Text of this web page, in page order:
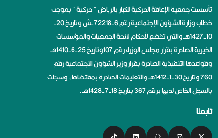
تأسست جمعية الإعاقة الحركية للكبار بالرياض ” حركية ” بموجب
خطاب وزارة الشؤون الإجتماعية رقم 6-72218-ش وتاريخ 20-
10-1427هــ والتي تخضع لأحكام لائحة الجمعيات والمؤسسات
الخيرية الصادرة بقرار مجلس الوزراء رقم 107وتاريخ 25-6-1410هــ
وقواعدها التنفيذية الصادرة بقرار وزير الشؤون الاجتماعية رقم
760 وتاريخ 30-1-1412هــ والتعليمات الصادرة بمقتضاها، وسجلت
بالسجل الخاص لديها برقم 367 بتاريخ 18-7-1428هــ.
تابعنا